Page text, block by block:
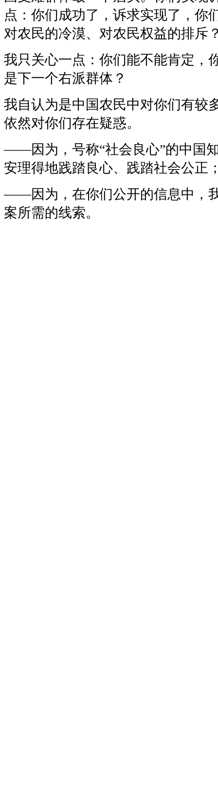
点：你们成功了，诉求实现了，你
对农民的冷漠、对农民权益的排斥
我只关心一点：你们能不能肯定，
是下一个右派群体？
我自认为是中国农民中对你们有较
依然对你们存在疑惑。
——因为，号称“社会良心”的中国
安理得地践踏良心、践踏社会公正
——因为，在你们公开的信息中，
案所需的线索。